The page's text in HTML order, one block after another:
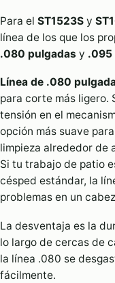
Para el ST1523S y
línea de los que los
.080 pulgadas y .095
Línea de .080
para corte más ligero.
tensión en el
opción más suave
limpieza alrededor de
Si tu trabajo de patio
césped estándar, la
problemas en un
La desventaja es la
lo largo de cercas de
la línea .080 se
fácilmente.